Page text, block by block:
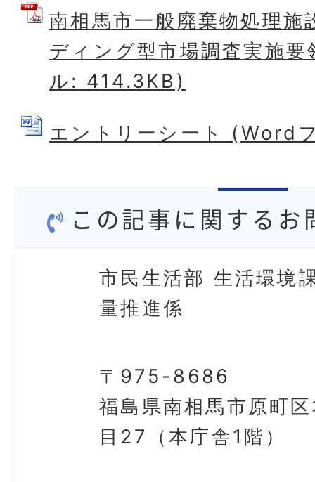
南相馬市一般廃棄物処理
ディング型市場調査実施
ル: 414.3KB)
エントリーシート (Word
この記事に関するお
市民生活部 生活環境
量推進係
〒975-8686
福島県南相馬市原町
目27（本庁舎1階）